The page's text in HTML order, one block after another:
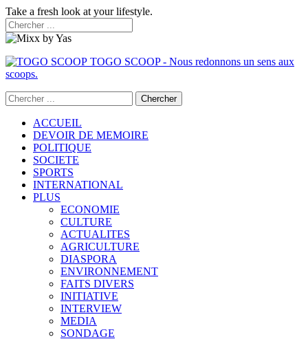
Take a fresh look at your lifestyle.
TOGO SCOOP - Nous redonnons un sens aux
scoops.
ACCUEIL
DEVOIR DE MEMOIRE
POLITIQUE
SOCIETE
SPORTS
INTERNATIONAL
PLUS
ECONOMIE
CULTURE
ACTUALITES
AGRICULTURE
DIASPORA
ENVIRONNEMENT
FAITS DIVERS
INITIATIVE
INTERVIEW
MEDIA
SONDAGE